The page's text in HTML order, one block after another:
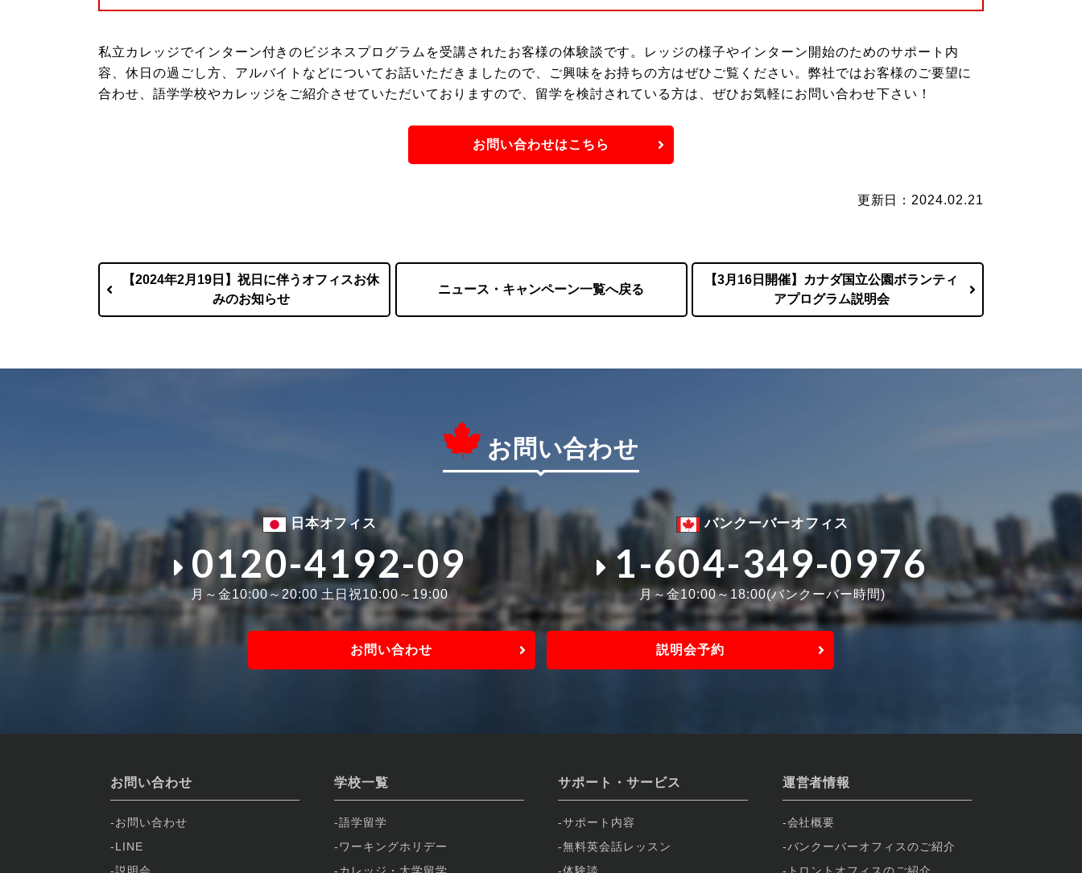
私立カレッジでインターン付きのビジネスプログラムを受講されたお客様の体験談です。レッジの様子やインターン開始のためのサポート内
容、休日の過ごし方、アルバイトなどについてお話いただきましたので、ご興味をお持ちの方はぜひご覧ください。弊社ではお客様のご要望に
合わせ、語学学校やカレッジをご紹介させていただいておりますので、留学を検討されている方は、ぜひお気軽にお問い合わせ下さい！
お問い合わせはこちら
更新日：2024.02.21
【2024年2月19日】祝日に伴うオフィスお休
みのお知らせ
ニュース・キャンペーン一覧へ戻る
【3月16日開催】カナダ国立公園ボランティ
アプログラム説明会
お問い合わせ
日本オフィス
0120-4192-09
月～金10:00～20:00 土日祝10:00～19:00
バンクーバーオフィス
1-604-349-0976
月～金10:00～18:00(バンクーバー時間)
お問い合わせ 説明会予約
お問い合わせ
お問い合わせ
LINE
学校一覧
語学留学
ワーキングホリデー
サポート・サービス
サポート内容
無料英会話レッスン
運営者情報
会社概要
バンクーバーオフィスのご紹介